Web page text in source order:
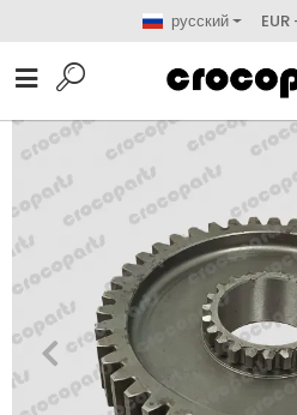
русский